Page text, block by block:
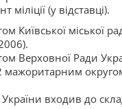
міліції (у відставці).
Київської міської
Верховної Ради
мажоритарним
входив до